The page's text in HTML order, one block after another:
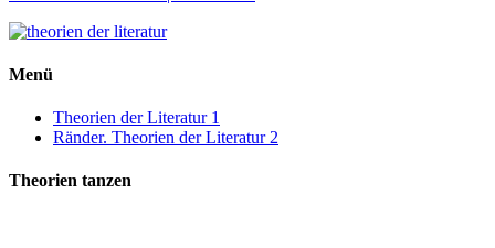
Menü
Theorien der Literatur 1
Ränder. Theorien der Literatur 2
Theorien tanzen